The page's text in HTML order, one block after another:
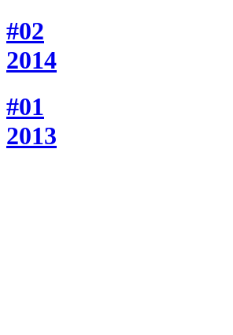
#02
2014
#01
2013